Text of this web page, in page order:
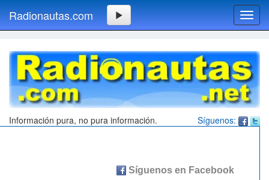
Radionautas.com
Síguenos:
Información pura, no pura información.